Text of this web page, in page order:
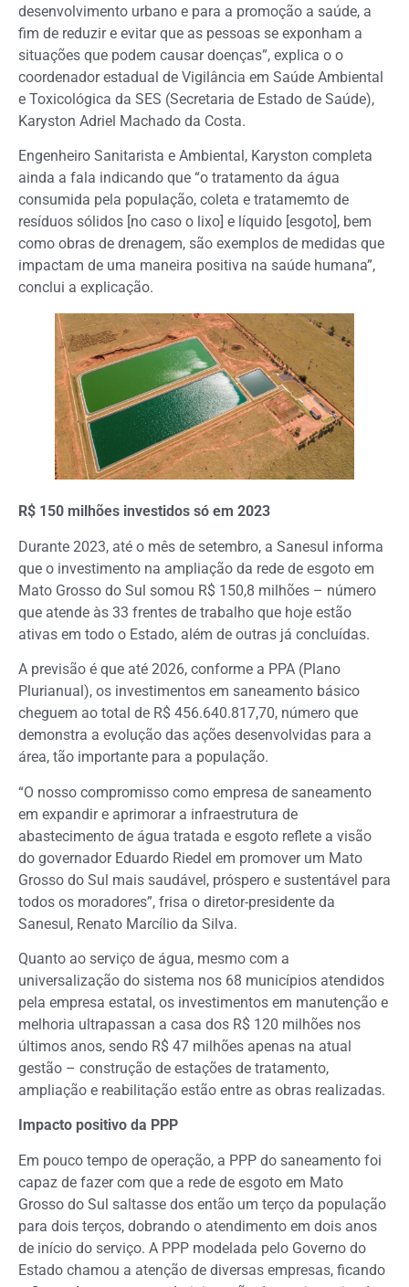
desenvolvimento urbano e para a promoção a saúde, a
fim de reduzir e evitar que as pessoas se exponham a
situações que podem causar doenças”, explica o o
coordenador estadual de Vigilância em Saúde Ambiental
e Toxicológica da SES (Secretaria de Estado de Saúde),
Karyston Adriel Machado da Costa.
Engenheiro Sanitarista e Ambiental, Karyston completa
ainda a fala indicando que “o tratamento da água
consumida pela população, coleta e tratamemto de
resíduos sólidos [no caso o lixo] e líquido [esgoto], bem
como obras de drenagem, são exemplos de medidas que
impactam de uma maneira positiva na saúde humana”,
conclui a explicação.
R$ 150 milhões investidos só em 2023
Durante 2023, até o mês de setembro, a Sanesul informa
que o investimento na ampliação da rede de esgoto em
Mato Grosso do Sul somou R$ 150,8 milhões – número
que atende às 33 frentes de trabalho que hoje estão
ativas em todo o Estado, além de outras já concluídas.
A previsão é que até 2026, conforme a PPA (Plano
Plurianual), os investimentos em saneamento básico
cheguem ao total de R$ 456.640.817,70, número que
demonstra a evolução das ações desenvolvidas para a
área, tão importante para a população.
“O nosso compromisso como empresa de saneamento
em expandir e aprimorar a infraestrutura de
abastecimento de água tratada e esgoto reflete a visão
do governador Eduardo Riedel em promover um Mato
Grosso do Sul mais saudável, próspero e sustentável para
todos os moradores”, frisa o diretor-presidente da
Sanesul, Renato Marcílio da Silva.
Quanto ao serviço de água, mesmo com a
universalização do sistema nos 68 municípios atendidos
pela empresa estatal, os investimentos em manutenção e
melhoria ultrapassan a casa dos R$ 120 milhões nos
últimos anos, sendo R$ 47 milhões apenas na atual
gestão – construção de estações de tratamento,
ampliação e reabilitação estão entre as obras realizadas.
Impacto positivo da PPP
Em pouco tempo de operação, a PPP do saneamento foi
capaz de fazer com que a rede de esgoto em Mato
Grosso do Sul saltasse dos então um terço da população
para dois terços, dobrando o atendimento em dois anos
de início do serviço. A PPP modelada pelo Governo do
Estado chamou a atenção de diversas empresas, ficando